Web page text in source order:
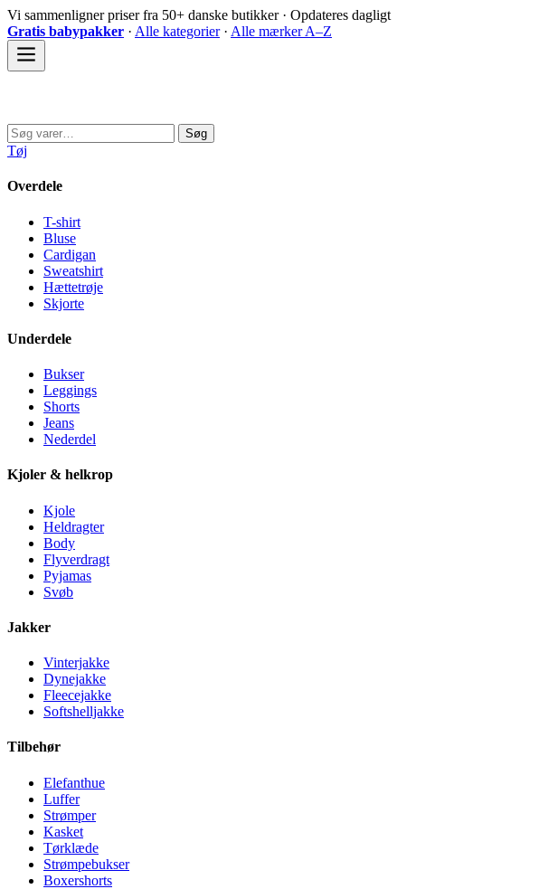
Spring
til
indhold
Vi sammenligner priser fra 50+ danske butikker · Opdateres dagligt
Gratis babypakker · Alle kategorier· Alle mærker A–Z
Søg
efter:
Søg
Tøj
Overdele
T-shirt
Bluse
Cardigan
Sweatshirt
Hættetrøje
Skjorte
Underdele
Bukser
Leggings
Shorts
Jeans
Nederdel
Kjoler & helkrop
Kjole
Heldragter
Body
Flyverdragt
Pyjamas
Svøb
Jakker
Vinterjakke
Dynejakke
Fleecejakke
Softshelljakke
Tilbehør
Elefanthue
Luffer
Strømper
Kasket
Tørklæde
Strømpebukser
Boxershorts